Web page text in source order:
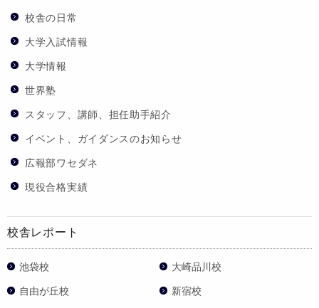
校舎の日常
大学入試情報
大学情報
世界塾
スタッフ、講師、担任助手紹介
イベント、ガイダンスのお知らせ
広報部ワセダネ
現役合格実績
校舎レポート
池袋校 大崎品川校
自由が丘校 新宿校